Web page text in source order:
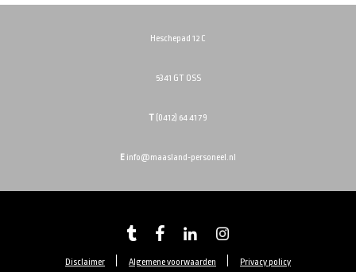
Heschepad 12 C
5341 GT OSS
T (0412) 64 41 79
E info@maasland-personeel.nl
Disclaimer Algemene voorwaarden Privacy policy